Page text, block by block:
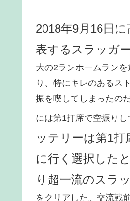
2018年9月16日
表するスラッガー
大の2ランホームラン
り、特にキレのあるス
振を喫してしまったの
には第1打席で空振り
ッテリーは第1
に行く選択した
り超一流のスラ
をクリアした。交流戦